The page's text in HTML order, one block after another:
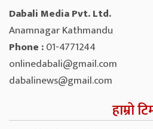
Dabali Media Pvt. Ltd.
Anamnagar Kathmandu
Phone :01-4771244
onlinedabali@gmail.com
dabalinews@gmail.com
हाम्रो